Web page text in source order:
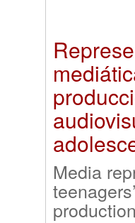
Media
production